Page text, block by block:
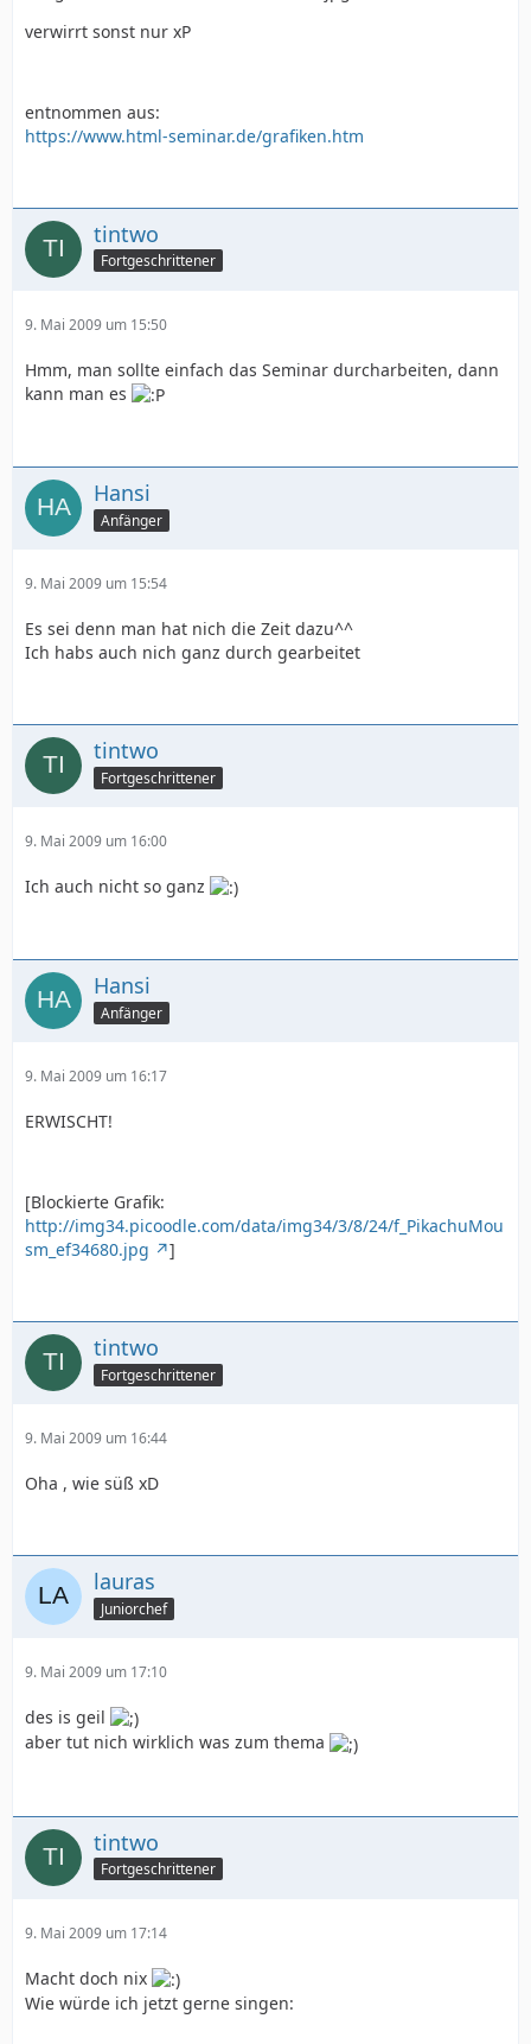
verwirrt sonst nur xP
entnommen aus:
https://www.html-seminar.de/grafiken.htm
tintwo
Fortgeschrittener
9. Mai 2009 um 15:50
Hmm, man sollte einfach das Seminar durcharbeiten, dann
kann man es
Hansi
Anfänger
9. Mai 2009 um 15:54
Es sei denn man hat nich die Zeit dazu^^
Ich habs auch nich ganz durch gearbeitet
tintwo
Fortgeschrittener
9. Mai 2009 um 16:00
Ich auch nicht so ganz
Hansi
Anfänger
9. Mai 2009 um 16:17
ERWISCHT!
[Blockierte Grafik:
http://img34.picoodle.com/data/img34/3/8/24/f_PikachuMou
sm_ef34680.jpg
]
tintwo
Fortgeschrittener
9. Mai 2009 um 16:44
Oha , wie süß xD
lauras
Juniorchef
9. Mai 2009 um 17:10
des is geil
aber tut nich wirklich was zum thema
tintwo
Fortgeschrittener
9. Mai 2009 um 17:14
Macht doch nix
Wie würde ich jetzt gerne singen: